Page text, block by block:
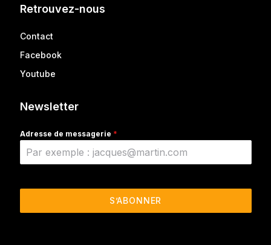
Retrouvez-nous
Contact
Facebook
Youtube
Newsletter
Adresse de messagerie *
S’ABONNER